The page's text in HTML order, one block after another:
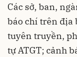
Các sở, ban,
báo chí trên địa
tuyên truyền,
tự ATGT; cảnh